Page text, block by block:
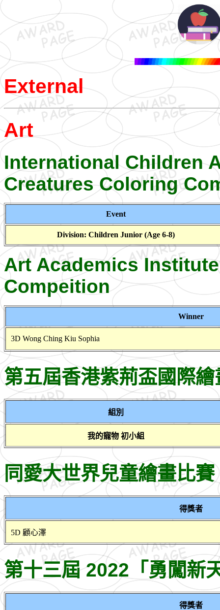
External
Art
International Children
Creatures Coloring
Event
Division: Children Junior (Age 6-8)
Art Academics
Compeition
Winner
3D Wong Ching Kiu Sophia
第五屆香港紫荊盃國際繪
組別
我的寵物 初小組
同愛大世界兒童繪畫比
得獎者
5D 顧心澤
第十三屆 2022「勇闖新
得獎者